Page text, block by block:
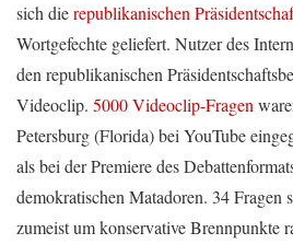
sich dierepublikanischen
Wortgefechte geliefert. Nutzer des
den republikanischen
Videoclip. 5000 Videoclip-Fragen
Petersburg (Florida) bei YouTube
als bei der Premiere des
demokratischen Matadoren. 34 Fragen
zumeist um konservative Brennpunkte